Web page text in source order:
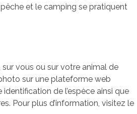
et le camping se pratiquent
vous ou sur votre animal de
sur une plateforme web
de l’espèce ainsi que
Pour plus d’information, visitez le